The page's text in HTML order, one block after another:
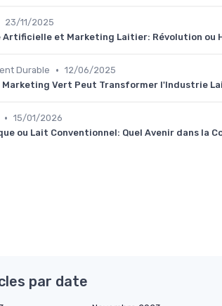
23/11/2025
et Marketing Laitier: Révolution ou
Durable • 12/06/2025
Marketing Vert Peut Transformer l'Industrie
• 15/01/2026
ou Lait Conventionnel: Quel Avenir dans la
par date